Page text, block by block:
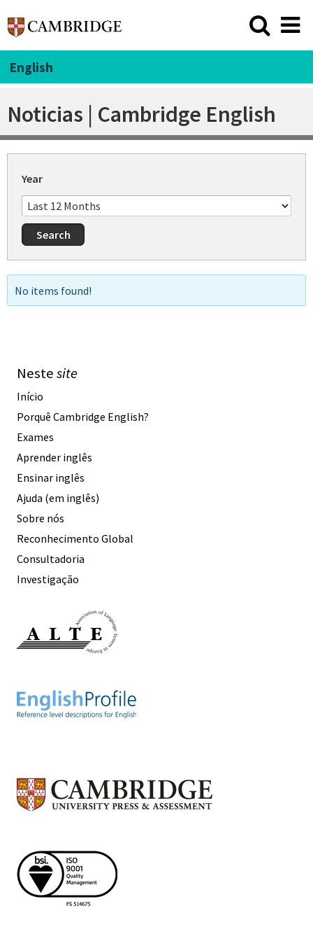
English
Noticias | Cambridge English
Year
No items found!
Nestesite
Início
Porquê Cambridge English?
Exames
Aprender inglês
Ensinar inglês
Ajuda (em inglês)
Sobre nós
Reconhecimento Global
Consultadoria
Investigação